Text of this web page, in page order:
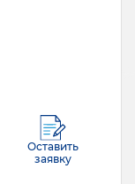
Оставить
заявку